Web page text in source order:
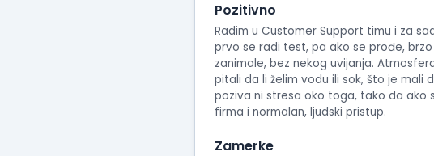
Pozitivno
Radim u Customer Support timu i za
prvo se radi test, pa ako se prođe,
zanimale, bez nekog uvijanja.
pitali da li želim vodu ili sok, što je mali
poziva ni stresa oko toga, tako da ako
firma i normalan, ljudski pristup.
Zamerke